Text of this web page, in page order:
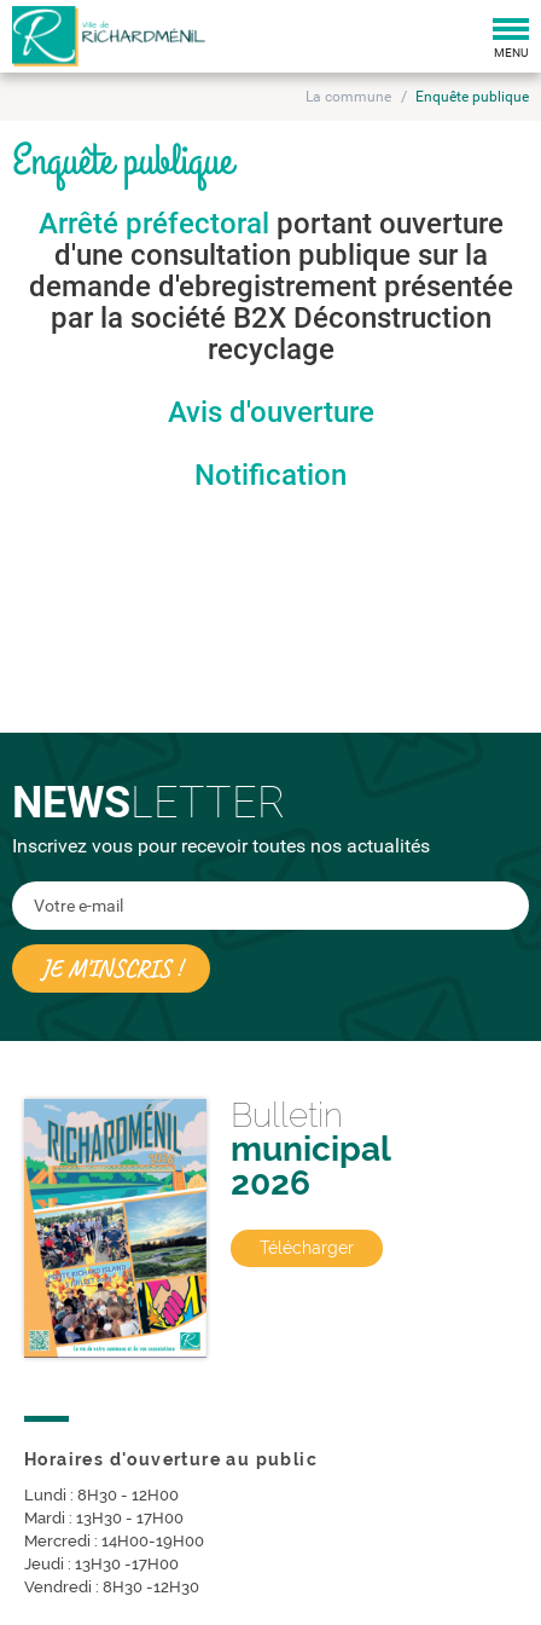
MENU
La commune Enquête publique
Enquête publique
Arrêté préfectoral portant ouverture
d'une consultation publique sur la
demande d'ebregistrement présentée
par la société B2X Déconstruction
recyclage
Avis d'ouverture
Notification
NEWSLETTER
Inscrivez vous pour recevoir toutes nos actualités
Bulletin
municipal
2026
Télécharger
Horaires d'ouverture au public
Lundi : 8H30 - 12H00
Mardi : 13H30 - 17H00
Mercredi : 14H00-19H00
Jeudi : 13H30 -17H00
Vendredi : 8H30 -12H30